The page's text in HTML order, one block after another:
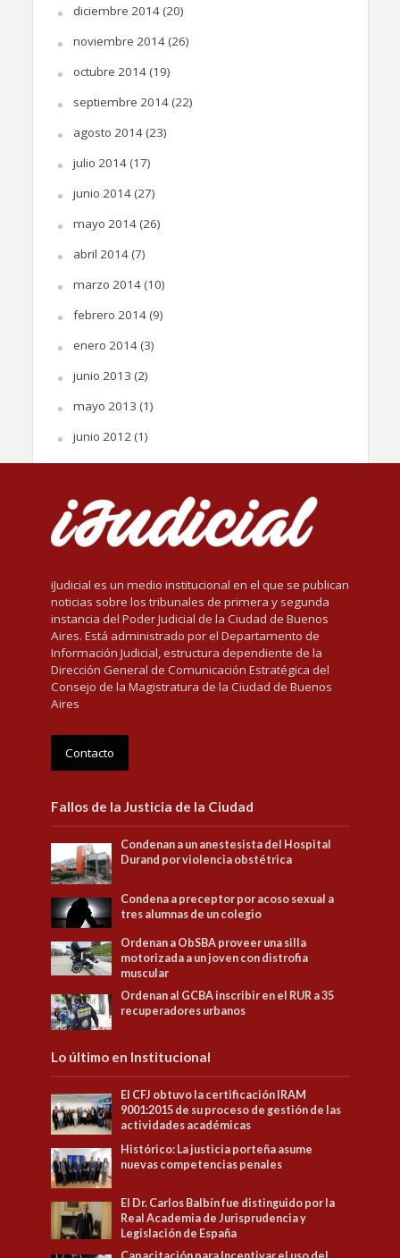
diciembre 2014(20)
noviembre 2014(26)
octubre 2014(19)
septiembre 2014(22)
agosto 2014(23)
julio 2014(17)
junio 2014(27)
mayo 2014(26)
abril 2014(7)
marzo 2014(10)
febrero 2014(9)
enero 2014(3)
junio 2013 (2)
mayo 2013 (1)
junio 2012(1)
iJudicial es un medio institucional en el que se publican
noticias sobre los tribunales de primera y segunda
instancia del Poder Judicial de la Ciudad de Buenos
Aires. Está administrado por el Departamento de
Información Judicial, estructura dependiente de la
Dirección General de Comunicación Estratégica del
Consejo de la Magistratura de la Ciudad de Buenos
Aires
Contacto
Fallos de la Justicia de la Ciudad
Condenan a un anestesista del Hospital
Durand por violencia obstétrica
Condena a preceptor por acoso sexual a
tres alumnas de un colegio
Ordenan a ObSBA proveer una silla
motorizada a un joven con distrofia
muscular
Ordenan al GCBA inscribir en el RUR a 35
recuperadores urbanos
Lo último en Institucional
El CFJ obtuvo la certificación IRAM
9001:2015 de su proceso de gestión de las
actividades académicas
Histórico: La justicia porteña asume
nuevas competencias penales
El Dr. Carlos Balbín fue distinguido por la
Real Academia de Jurisprudencia y
Legislación de España